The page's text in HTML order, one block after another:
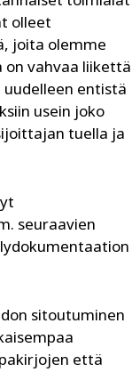
olleet
joita olemme
vahvaa liikettä
entistä
usein joko
tuella ja
seuraavien
sitoutuminen
että